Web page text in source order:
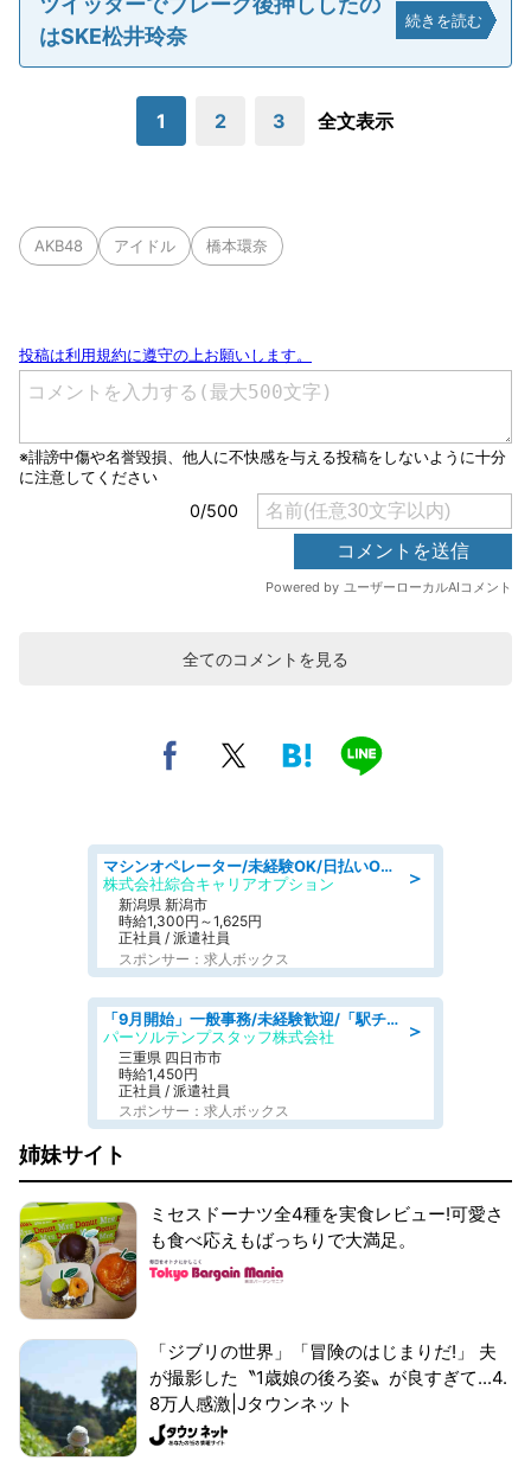
はSKE松井玲奈
続きを読む
1 2 3 全文表示
AKB48 アイドル 橋本環奈
全てのコメントを見る
＞
マシンオペレーター/未経験OK/日払いOK/寮費無料/交替制/20・30・40代活躍中
株式会社綜合キャリアオプション
新潟県 新潟市
時給1,300円～1,625円
正社員 / 派遣社員
スポンサー：求人ボックス
＞
「9月開始」一般事務/未経験歓迎/「駅チカ×18時まで!」残業なし部内の1人事務@1,450円
パーソルテンプスタッフ株式会社
三重県 四日市市
時給1,450円
正社員 / 派遣社員
スポンサー：求人ボックス
姉妹サイト
ミセスドーナツ全4種を実食レビュー!可愛さ
も食べ応えもばっちりで大満足。
「ジブリの世界」「冒険のはじまりだ!」 夫
が撮影した〝1歳娘の後ろ姿〟が良すぎて...4.
8万人感激|Jタウンネット